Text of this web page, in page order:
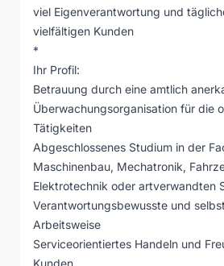
viel Eigenverantwortung und
vielfältigen Kunden
*
Ihr Profil:
Betrauung durch eine amtlich
Überwachungsorganisation für die
Tätigkeiten
Abgeschlossenes Studium in der
Maschinenbau, Mechatronik,
Elektrotechnik oder artverwandten
Verantwortungsbewusste und
Arbeitsweise
Serviceorientiertes Handeln und
Kunden